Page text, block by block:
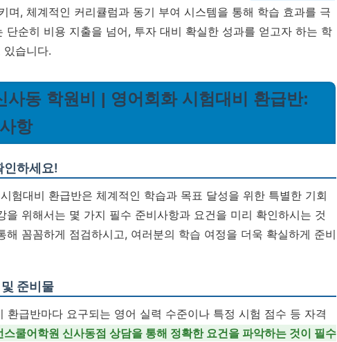
며, 체계적인 커리큘럼과 동기 부여 시스템을 통해 학습 효과를 극
단순히 비용 지출을 넘어, 투자 대비 확실한 성과를 얻고자 하는 학
습니다.
사동 학원비 | 영어회화 시험대비 환급반:
항
인하세요!
험대비 환급반은 체계적인 학습과 목표 달성을 위한 특별한 기회
을 위해서는 몇 가지 필수 준비사항과 요건을 미리 확인하시는 것
해 꼼꼼하게 점검하시고, 여러분의 학습 여정을 더욱 확실하게 준비
준비물
환급반마다 요구되는 영어 실력 수준이나 특정 시험 점수 등 자격
스쿨어학원 신사동점 상담을 통해 정확한 요건을 파악하는 것이 필수